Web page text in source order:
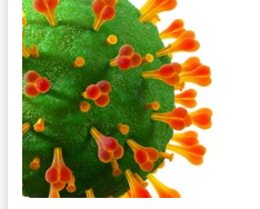
bekleniyor…